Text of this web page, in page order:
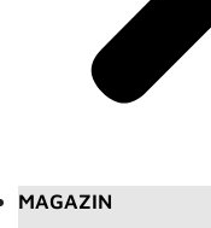
MAGAZIN